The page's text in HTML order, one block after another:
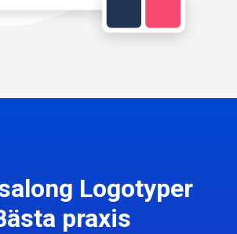
Logotyper
praxis